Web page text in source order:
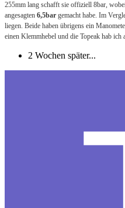
255mm lang schafft sie offiziell 8bar,
angesagten 6,5bar gemacht habe. Im
liegen. Beide haben übrigens ein
einen Klemmhebel und die Topeak hab ich
2 Wochen später...